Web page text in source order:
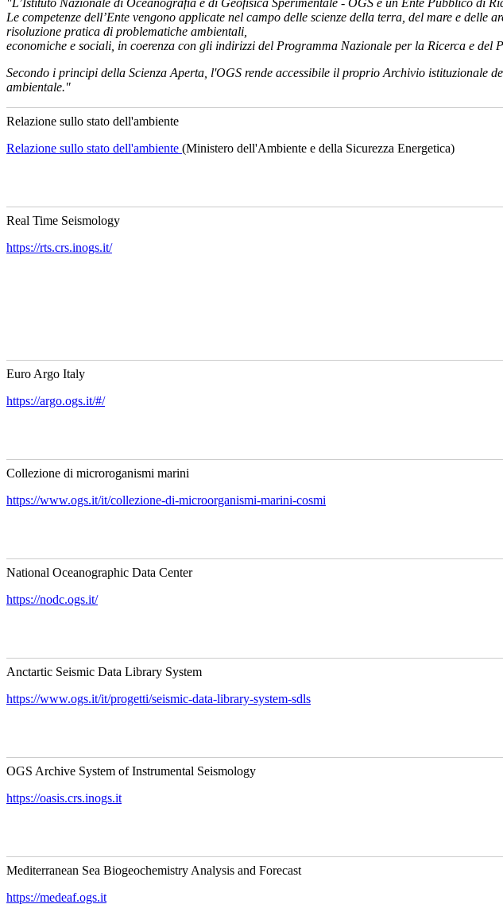
"L’Istituto Nazionale di Oceanografia e di Geofisica Sperimentale - OGS è un Ente Pubblico di
Le competenze dell’Ente vengono applicate nel campo delle scienze della terra, del mare e
risoluzione pratica di problematiche ambientali,
economiche e sociali, in coerenza con gli indirizzi del Programma Nazionale per la Ricerca e del
Secondo i principi della Scienza Aperta, l'OGS rende accessibile il proprio Archivio istituzionale
ambientale."
Relazione sullo stato dell'ambiente
Relazione sullo stato dell'ambiente (Ministero dell'Ambiente e della Sicurezza Energetica)
Real Time Seismology
https://rts.crs.inogs.it/
Euro Argo Italy
https://argo.ogs.it/#/
Collezione di microroganismi marini
https://www.ogs.it/it/collezione-di-microorganismi-marini-cosmi
National Oceanographic Data Center
https://nodc.ogs.it/
Anctartic Seismic Data Library System
https://www.ogs.it/it/progetti/seismic-data-library-system-sdls
OGS Archive System of Instrumental Seismology
https://oasis.crs.inogs.it
Mediterranean Sea Biogeochemistry Analysis and Forecast
https://medeaf.ogs.it